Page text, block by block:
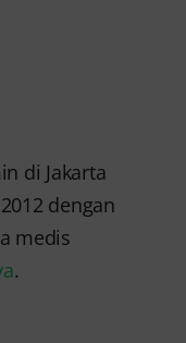
di Jakarta
dengan
medis
.